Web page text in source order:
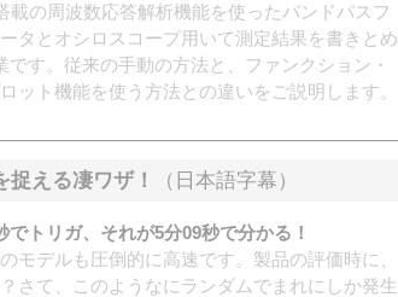
の周波数応答解析機能を使ったバンドパスフ
タとオシロスコープ用いて測定結果を書きとめ
す。従来の手動の方法と、ファンクション・
ット機能を使う方法との違いをご説明します。
える凄ワザ！ （日本語字幕）
トリガ、それが5分09秒で分かる！
モデルも圧倒的に高速です。製品の評価時に、
さて、このようなにランダムでまれにしか発生